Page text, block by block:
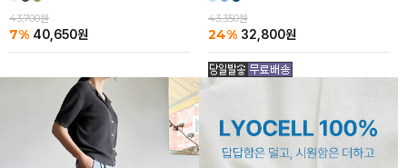
43,700원
7% 40,650원
43,350원
24% 32,800원